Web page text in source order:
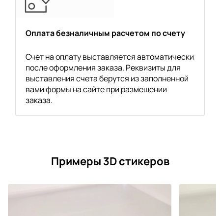
Оплата безналичным расчетом по счету
Счет на оплату выставляется автоматически
после оформления заказа. Реквизиты для
выставления счета берутся из заполненной
вами формы на сайте при размещении
заказа.
Примеры 3D стикеров